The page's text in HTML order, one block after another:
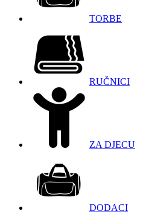
TORBE
RUČNICI
ZA DJECU
DODACI